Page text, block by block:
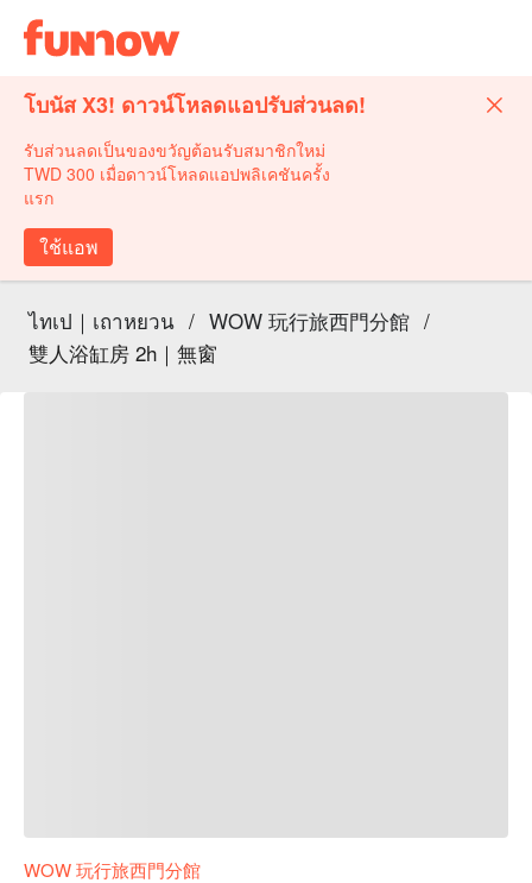
โบนัส X3! ดาวน์โหลดแอปรับส่วนลด!
รับส่วนลดเป็นของขวัญต้อนรับสมาชิกใหม่
TWD 300 เมื่อดาวน์โหลดแอปพลิเคชันครั้ง
แรก
ใช้แอพ
ไทเป｜เถาหยวน / WOW 玩行旅西門分館 /
雙人浴缸房 2h｜無窗
WOW 玩行旅西門分館